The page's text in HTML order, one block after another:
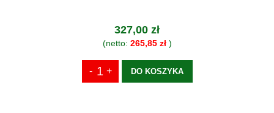
327,00 zł
(netto: 265,85 zł)
DO KOSZYKA